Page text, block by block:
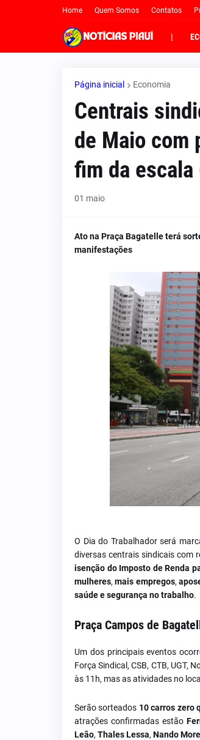
Home Quem Somos Contatos
|
Página inicial Economia
Centrais
de Maio com
fim da escala
01 maio
Ato na Praça Bagatelle terá
manifestações
O Dia do Trabalhador será
diversas centrais sindicais com
isenção do Imposto de Renda
mulheres,mais empregos,
saúde e segurança no trabalho.
Praça Campos de
Um dos principais eventos
Força Sindical, CSB, CTB, UGT,
às 11h, mas as atividades no
Serão sorteados 10 carros zero
atrações confirmadas estão
Leão, Thales Lessa, Nando